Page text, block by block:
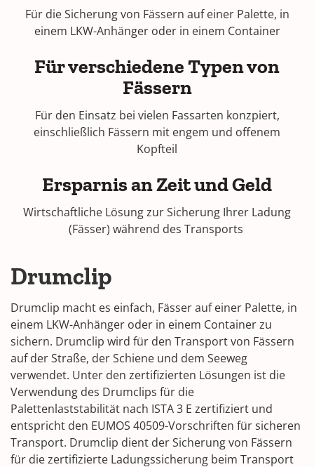
Für die Sicherung von Fässern auf einer Palette, in
einem LKW-Anhänger oder in einem Container
Für verschiedene Typen von
Fässern
Für den Einsatz bei vielen Fassarten konzpiert,
einschließlich Fässern mit engem und offenem
Kopfteil
Ersparnis an Zeit und Geld
Wirtschaftliche Lösung zur Sicherung Ihrer Ladung
(Fässer) während des Transports
Drumclip
Drumclip macht es einfach, Fässer auf einer Palette, in
einem LKW-Anhänger oder in einem Container zu
sichern. Drumclip wird für den Transport von Fässern
auf der Straße, der Schiene und dem Seeweg
verwendet. Unter den zertifizierten Lösungen ist die
Verwendung des Drumclips für die
Palettenlaststabilität nach ISTA 3 E zertifiziert und
entspricht den EUMOS 40509-Vorschriften für sicheren
Transport. Drumclip dient der Sicherung von Fässern
für die zertifizierte Ladungssicherung beim Transport